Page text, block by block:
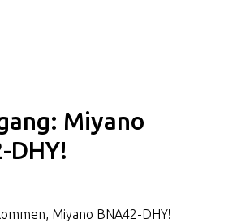
Miyano
DHY!
Miyano BNA42-DHY!